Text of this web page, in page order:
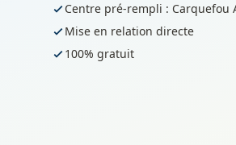
Centre pré-rempli : Carquefou
Mise en relation directe
100% gratuit